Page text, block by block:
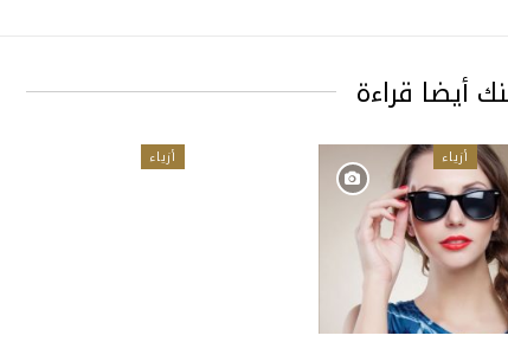
أيضا قراءة
أزياء أزياء